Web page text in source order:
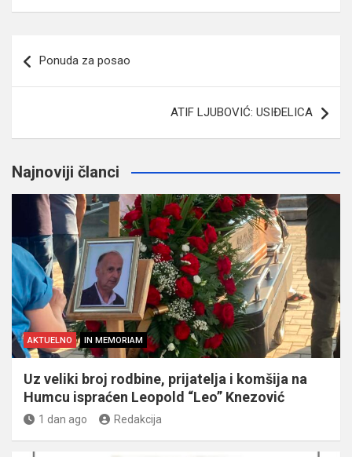
članaka
Ponuda za posao
ATIF LJUBOVIĆ: USIĐELICA
Najnoviji članci
AKTUELNO IN MEMORIAM
Uz veliki broj rodbine, prijatelja i komšija na
Humcu ispraćen Leopold “Leo” Knezović
1 dan ago Redakcija